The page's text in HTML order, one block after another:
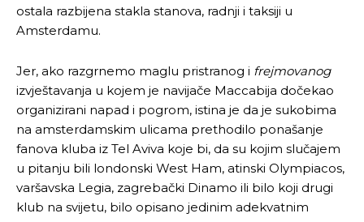
ostala razbijena stakla stanova, radnji i taksiji u
Amsterdamu.
Jer, ako razgrnemo maglu pristranog i frejmovanog
izvještavanja u kojem je navijače Maccabija dočekao
organizirani napad i pogrom, istina je da je sukobima
na amsterdamskim ulicama prethodilo ponašanje
fanova kluba iz Tel Aviva koje bi, da su kojim slučajem
u pitanju bili londonski West Ham, atinski Olympiacos,
varšavska Legia, zagrebački Dinamo ili bilo koji drugi
klub na svijetu, bilo opisano jedinim adekvatnim